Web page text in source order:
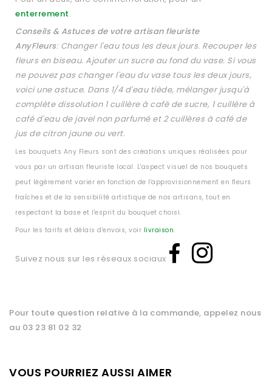
enterrement.
Conseils & Astuces de votre artisan fleuriste
AnyFleurs: Changer l'eau tous les deux jours. Recouper les
fleurs en biseau. Ajouter un sucre au fond du vase. Si vous
ne pouvez pas changer l'eau du vase tous les deux jours,
voici une astuce. Dans 1/4 d'eau tiède, mélanger jusqu'à
complète dissolution 1 cuillère à café de sucre, 1 cuillère à
café d'eau de javel non parfumé et 2 cuillères à café de
jus de citron jaune ou vert.
Les bouquets Any Fleurs sont des créations uniques réalisées pour
vous par un artisan fleuriste local. L'aspect visuel de nos bouquets
peut légèrement varier en fonction de l'approvisionnement en fleurs
fraîches et de la sensibilité artistique de nos artisans, tout en
respectant la base et l'esprit du bouquet choisi.
Pour les tarifs et délais d'envois, voir livraison.
Suivez nous sur les réseaux sociaux
Pour toute question relative à la commande, appelez nous
au 03 23 81 02 32
VOUS POURRIEZ AUSSI AIMER